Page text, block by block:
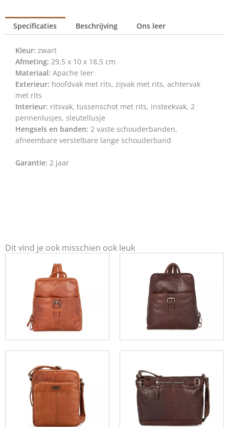
Specificaties Beschrijving Ons leer
Kleur: zwart
Afmeting: 29,5 x 10 x 18,5 cm
Materiaal: Apache leer
Exterieur: hoofdvak met rits, zijvak met rits, achtervak
met rits
Interieur: ritsvak, tussenschot met rits, insteekvak, 2
pennenlusjes, sleutellusje
Hengsels en banden: 2 vaste schouderbanden,
afneembare verstelbare lange schouderband
Garantie: 2 jaar
Dit vind je ook misschien ook leuk